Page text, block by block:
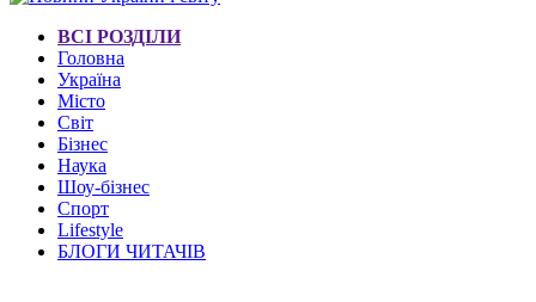
ВСІ РОЗДІЛИ
Головна
Україна
Місто
Світ
Бізнес
Наука
Шоу-бізнес
Спорт
Lifestyle
БЛОГИ ЧИТАЧІВ